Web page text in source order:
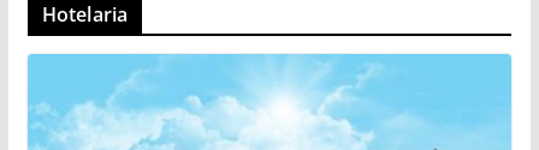
Hotelaria